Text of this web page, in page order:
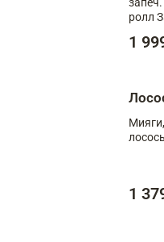
ролл
1
лосось
1